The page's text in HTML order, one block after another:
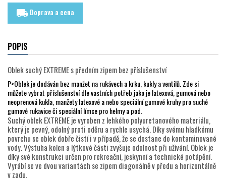
local_shipping Doprava a cena
POPIS
Oblek suchý EXTREME s předním zipem bez příslušenství
P>Oblek je dodáván bez manžet na rukávech a krku, kukly a ventilů. Zde si
můžete vybrat příslušenství dle vastních potřeb jako je latexová, gumová nebo
neoprenová kukla, manžety latexové a nebo speciální gumové kruhy pro suché
gumové rukavice či speciální límce pro helmy a pod.
Suchý oblek EXTREME je vyroben z lehkého polyuretanového materiálu,
který je pevný, odolný proti oděru a rychle usychá. Díky svému hladkému
povrchu se oblek dobře čistí i v případě, že se dostane do kontaminované
vody. Výstuha kolen a lýtkové části zvyšuje odolnost při užívání. Oblek je
díky své konstrukci určen pro rekreační, jeskynní a technické potápění.
Vyrábí se ve dvou variantách se zipem diagonálně v předu a horizontálně
v zadu.